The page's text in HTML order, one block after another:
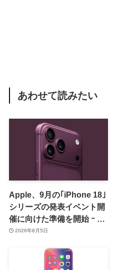
あわせて読みたい
Apple、9月の｢iPhone 18｣
シリーズの発表イベント開
催に向けた準備を開始 ｰ 9
月8日か9月9日に開催見込
2026年8月5日